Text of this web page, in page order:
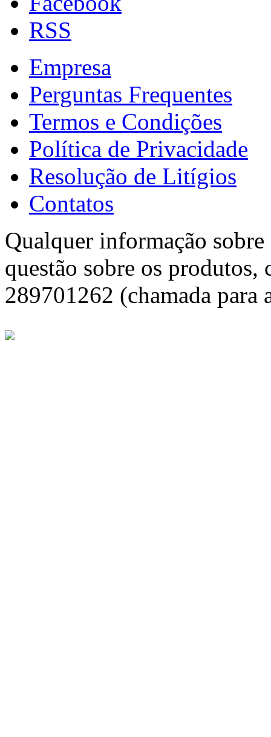
RSS
Empresa
Perguntas Frequentes
Termos e Condições
Política de Privacidade
Resolução de Litígios
Contatos
Qualquer informação
questão sobre os
289701262 (chamada para